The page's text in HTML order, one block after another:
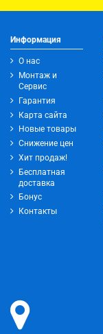
Информация
О нас
Монтаж и
Сервис
Гарантия
Карта сайта
Новые товары
Снижение цен
Хит продаж!
Бесплатная
доставка
Бонус
Контакты